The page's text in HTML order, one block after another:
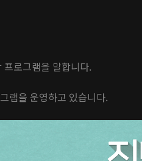
로그램을 말합니다.
램을 운영하고 있습니다.